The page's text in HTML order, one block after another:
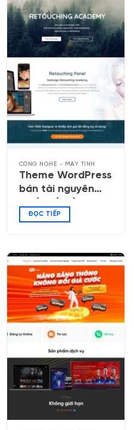
CÔNG NGHỆ - MÁY TÍNH
Theme WordPress
bán tài nguyên
Photoshop
ĐỌC TIẾP